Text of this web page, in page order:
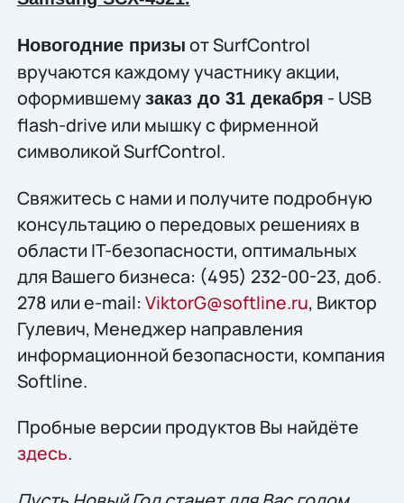
Новогодние призы от SurfControl
вручаются каждому участнику акции,
оформившему заказ до 31 декабря - USB
flash-drive или мышку c фирменной
символикой SurfControl.
Свяжитесь с нами и получите подробную
консультацию о передовых решениях в
области IT-безопасности, оптимальных
для Вашего бизнеса: (495) 232-00-23, доб.
278 или e-mail: ViktorG@softline.ru, Виктор
Гулевич, Менеджер направления
информационной безопасности, компания
Softline.
Пробные версии продуктов Вы найдёте
здесь.